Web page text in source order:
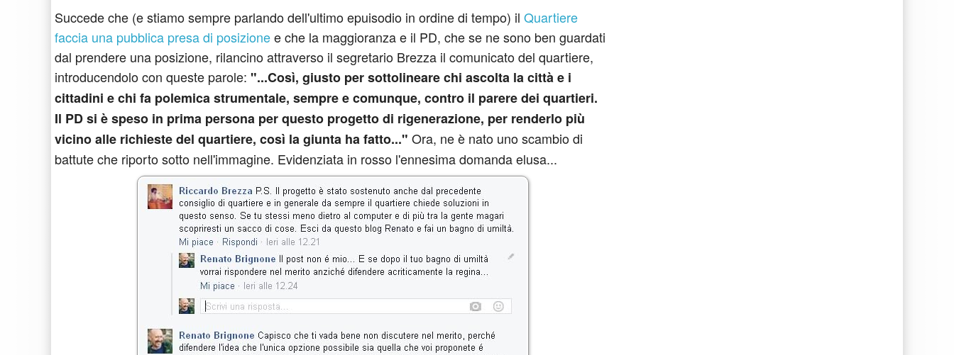
Succede che (e stiamo sempre parlando dell'ultimo epuisodio in ordine di tempo) il Quartiere
faccia una pubblica presa di posizionee che la maggioranza e il PD, che se ne sono ben guardati
dal prendere una posizione, rilancino attraverso il segretario Brezza il comunicato del quartiere,
introducendolo con queste parole: "...Così, giusto per sottolineare chi ascolta la città e i
cittadini e chi fa polemica strumentale, sempre e comunque, contro il parere dei quartieri.
Il PD si è speso in prima persona per questo progetto di rigenerazione, per renderlo più
vicino alle richieste del quartiere, così la giunta ha fatto..." Ora, ne è nato uno scambio di
battute che riporto sotto nell'immagine. Evidenziata in rosso l'ennesima domanda elusa...